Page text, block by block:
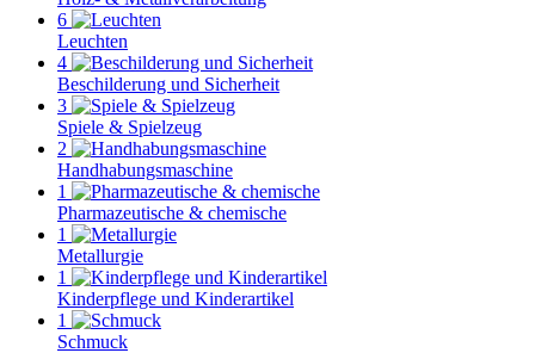
6
Leuchten
4
Beschilderung und Sicherheit
3
Spiele & Spielzeug
2
Handhabungsmaschine
1
Pharmazeutische & chemische
1
Metallurgie
1
Kinderpflege und Kinderartikel
1
Schmuck